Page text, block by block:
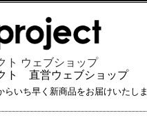
ト ウェブショップ
ト 直営ウェブショップ
らいち早く新商品をお届けいたしま